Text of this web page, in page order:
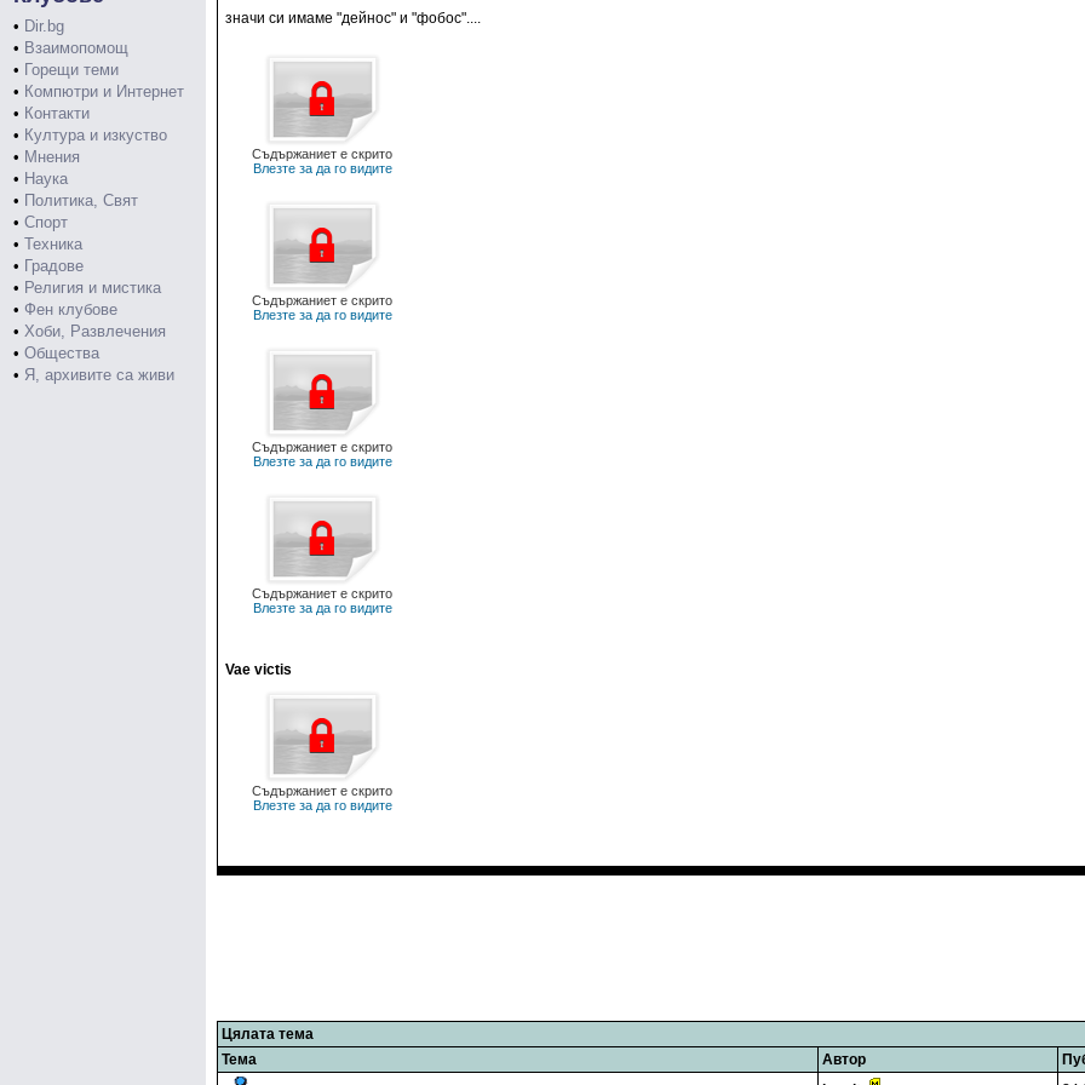
• Dir.bg
• Взаимопомощ
• Горещи теми
• Компютри и Интернет
• Контакти
• Култура и изкуство
• Мнения
• Наука
• Политика, Свят
• Спорт
• Техника
• Градове
• Религия и мистика
• Фен клубове
• Хоби, Развлечения
• Общества
• Я, архивите са живи
значи си имаме "дейнос" и "фобос"....
Съдържаниет е скрито
Влезте за да го видите
Съдържаниет е скрито
Влезте за да го видите
Съдържаниет е скрито
Влезте за да го видите
Съдържаниет е скрито
Влезте за да го видите
Vae victis
Съдържаниет е скрито
Влезте за да го видите
Цялата тема
Тема
Автор